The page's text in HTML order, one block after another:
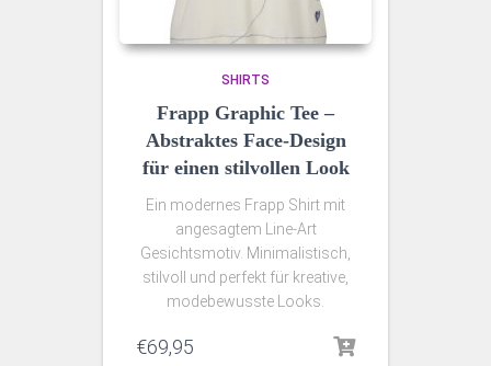
SHIRTS
Frapp Graphic Tee –
Abstraktes Face-Design
für einen stilvollen Look
Ein modernes Frapp Shirt mit
angesagtem Line-Art
Gesichtsmotiv. Minimalistisch,
stilvoll und perfekt für kreative,
modebewusste Looks.
€69,95